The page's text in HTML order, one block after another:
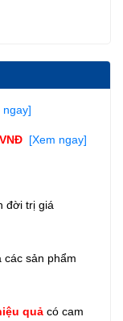
ngay]
[Xem ngay]
đời trị giá
các sản phẩm
quả có cam